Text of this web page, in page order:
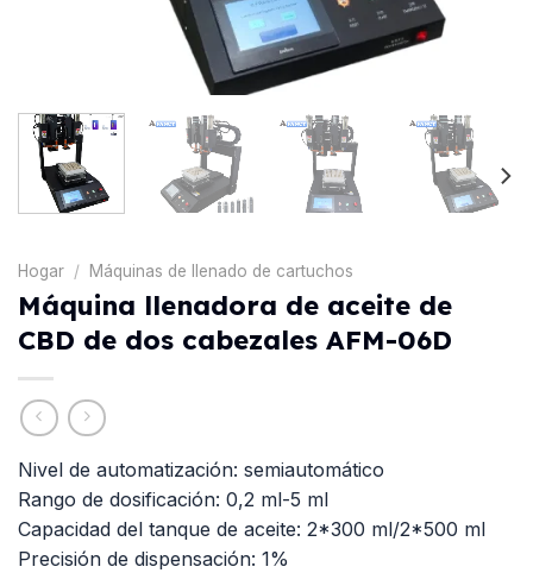
Hogar / Máquinas de llenado de cartuchos
Máquina llenadora de aceite de
CBD de dos cabezales AFM-06D
Nivel de automatización: semiautomático
Rango de dosificación: 0,2 ml-5 ml
Capacidad del tanque de aceite: 2*300 ml/2*500 ml
Precisión de dispensación: 1%